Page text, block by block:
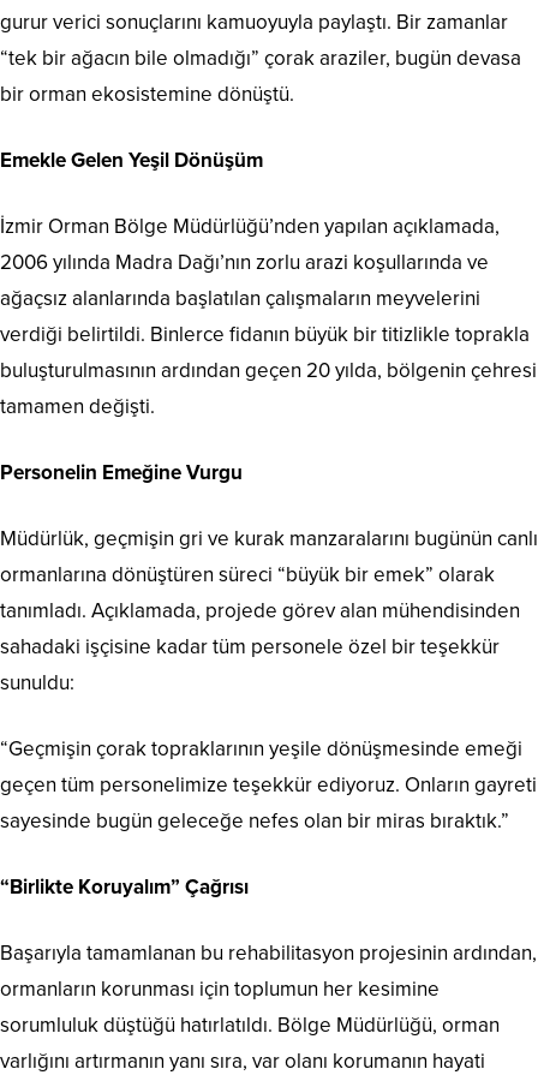
gurur verici sonuçlarını kamuoyuyla paylaştı. Bir zamanlar
“tek bir ağacın bile olmadığı” çorak araziler, bugün devasa
bir orman ekosistemine dönüştü.
Emekle Gelen Yeşil Dönüşüm
İzmir Orman Bölge Müdürlüğü’nden yapılan açıklamada,
2006 yılında Madra Dağı’nın zorlu arazi koşullarında ve
ağaçsız alanlarında başlatılan çalışmaların meyvelerini
verdiği belirtildi. Binlerce fidanın büyük bir titizlikle toprakla
buluşturulmasının ardından geçen 20 yılda, bölgenin çehresi
tamamen değişti.
Personelin Emeğine Vurgu
Müdürlük, geçmişin gri ve kurak manzaralarını bugünün canlı
ormanlarına dönüştüren süreci “büyük bir emek” olarak
tanımladı. Açıklamada, projede görev alan mühendisinden
sahadaki işçisine kadar tüm personele özel bir teşekkür
sunuldu:
“Geçmişin çorak topraklarının yeşile dönüşmesinde emeği
geçen tüm personelimize teşekkür ediyoruz. Onların gayreti
sayesinde bugün geleceğe nefes olan bir miras bıraktık.”
“Birlikte Koruyalım” Çağrısı
Başarıyla tamamlanan bu rehabilitasyon projesinin ardından,
ormanların korunması için toplumun her kesimine
sorumluluk düştüğü hatırlatıldı. Bölge Müdürlüğü, orman
varlığını artırmanın yanı sıra, var olanı korumanın hayati